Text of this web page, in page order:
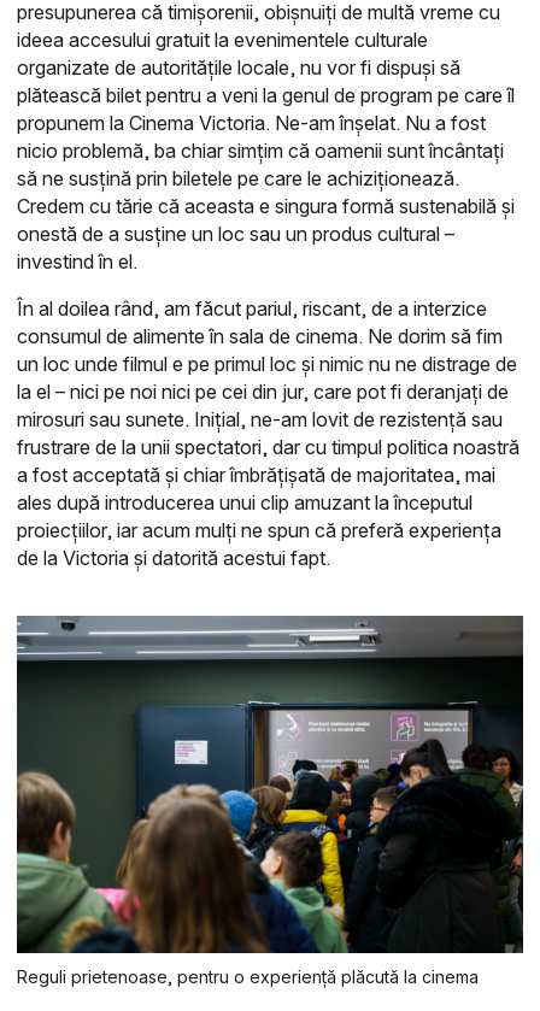
presupunerea că timișorenii, obișnuiți de multă vreme cu
ideea accesului gratuit la evenimentele culturale
organizate de autoritățile locale, nu vor fi dispuși să
plătească bilet pentru a veni la genul de program pe care îl
propunem la Cinema Victoria. Ne-am înșelat. Nu a fost
nicio problemă, ba chiar simțim că oamenii sunt încântați
să ne susțină prin biletele pe care le achiziționează.
Credem cu tărie că aceasta e singura formă sustenabilă și
onestă de a susține un loc sau un produs cultural –
investind în el.
În al doilea rând, am făcut pariul, riscant, de a interzice
consumul de alimente în sala de cinema. Ne dorim să fim
un loc unde filmul e pe primul loc și nimic nu ne distrage de
la el – nici pe noi nici pe cei din jur, care pot fi deranjați de
mirosuri sau sunete. Inițial, ne-am lovit de rezistență sau
frustrare de la unii spectatori, dar cu timpul politica noastră
a fost acceptată și chiar îmbrățișată de majoritatea, mai
ales după introducerea unui clip amuzant la începutul
proiecțiilor, iar acum mulți ne spun că preferă experiența
de la Victoria și datorită acestui fapt.
Reguli prietenoase, pentru o experiență plăcută la cinema